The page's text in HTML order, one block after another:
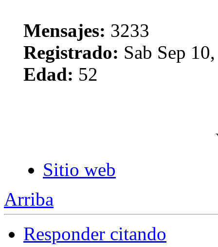
Mensajes: 3233
Registrado: Sab Sep
Edad: 52
Sitio web
Arriba
Responder citando